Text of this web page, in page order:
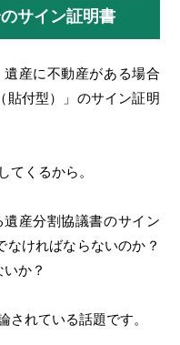
サイン証明書
遺産に不動産がある場合
貼付型）」のサイン証明
てくるから。
産分割協議書のサイン
ければならないのか？
か？
されている話題です。